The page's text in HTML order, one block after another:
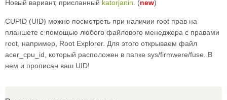
Новый вариант, присланный katorjanin . (new)
CUPID (UID) можно посмотреть при наличии root прав на
планшете с помощью любого файлового менеджера с правами
root, например, Root Explorer. Для этого открываем файл
acer_cpu_id, который расположен в папке sys/firmwere/fuse. В
нем и прописан ваш UID!